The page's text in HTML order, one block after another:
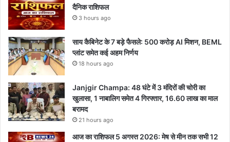
दैनिक राशिफल
3 hours ago
साय कैबिनेट के 7 बड़े फैसले: 500 करोड़ AI मिशन, BEML
प्लांट समेत कई अहम निर्णय
18 hours ago
Janjgir Champa: 48 घंटे में 3 मंदिरों की चोरी का
खुलासा, 1 नाबालिग समेत 4 गिरफ्तार, 16.60 लाख का माल
बरामद
21 hours ago
आज का राशिफल 5 अगस्त 2026: मेष से मीन तक सभी 12